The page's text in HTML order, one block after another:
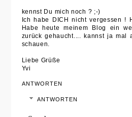
kennst Du mich noch ? ;-)
Ich habe DICH nicht vergessen !
Habe heute meinem Blog ein
zurück gehaucht.... kannst ja mal
schauen.
Liebe Grüße
Yvi
ANTWORTEN
ANTWORTEN